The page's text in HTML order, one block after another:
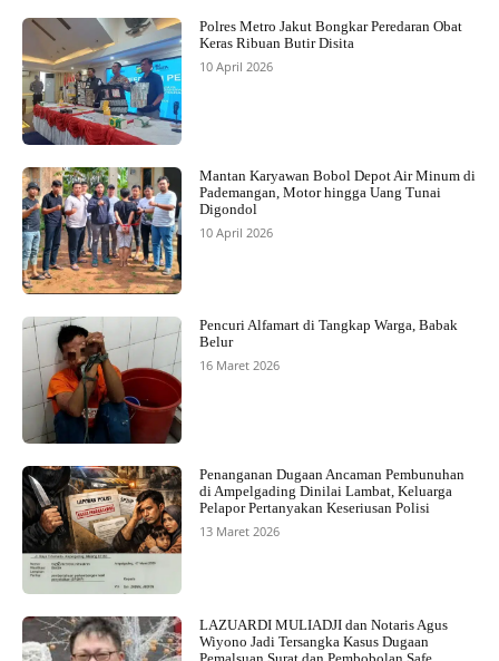
Polres Metro Jakut Bongkar Peredaran Obat
Keras Ribuan Butir Disita
10 April 2026
Mantan Karyawan Bobol Depot Air Minum di
Pademangan, Motor hingga Uang Tunai
Digondol
10 April 2026
Pencuri Alfamart di Tangkap Warga, Babak
Belur
16 Maret 2026
Penanganan Dugaan Ancaman Pembunuhan
di Ampelgading Dinilai Lambat, Keluarga
Pelapor Pertanyakan Keseriusan Polisi
13 Maret 2026
LAZUARDI MULIADJI dan Notaris Agus
Wiyono Jadi Tersangka Kasus Dugaan